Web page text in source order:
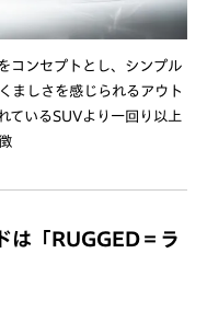
コンセプトとし、シンプル
ましさを感じられるアウト
ているSUVより一回り以上
は「RUGGED＝ラ